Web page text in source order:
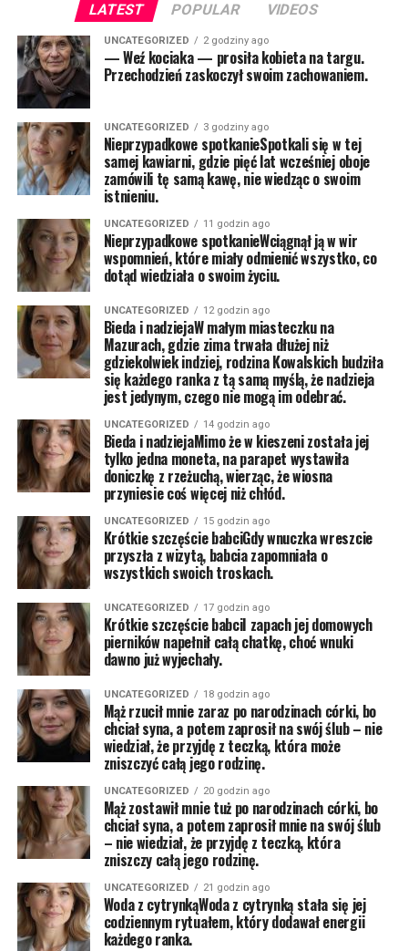
LATEST POPULAR VIDEOS
UNCATEGORIZED 2 godziny ago
— Weź kociaka — prosiła kobieta na targu.
Przechodzień zaskoczył swoim zachowaniem.
UNCATEGORIZED 3 godziny ago
Nieprzypadkowe spotkanieSpotkali się w tej
samej kawiarni, gdzie pięć lat wcześniej oboje
zamówili tę samą kawę, nie wiedząc o swoim
istnieniu.
UNCATEGORIZED 11 godzin ago
Nieprzypadkowe spotkanieWciągnął ją w wir
wspomnień, które miały odmienić wszystko, co
dotąd wiedziała o swoim życiu.
UNCATEGORIZED 12 godzin ago
Bieda i nadziejaW małym miasteczku na
Mazurach, gdzie zima trwała dłużej niż
gdziekolwiek indziej, rodzina Kowalskich budziła
się każdego ranka z tą samą myślą, że nadzieja
jest jedynym, czego nie mogą im odebrać.
UNCATEGORIZED 14 godzin ago
Bieda i nadziejaMimo że w kieszeni została jej
tylko jedna moneta, na parapet wystawiła
doniczkę z rzeżuchą, wierząc, że wiosna
przyniesie coś więcej niż chłód.
UNCATEGORIZED 15 godzin ago
Krótkie szczęście babciGdy wnuczka wreszcie
przyszła z wizytą, babcia zapomniała o
wszystkich swoich troskach.
UNCATEGORIZED 17 godzin ago
Krótkie szczęście babciI zapach jej domowych
pierników napełnił całą chatkę, choć wnuki
dawno już wyjechały.
UNCATEGORIZED 18 godzin ago
Mąż rzucił mnie zaraz po narodzinach córki, bo
chciał syna, a potem zaprosił na swój ślub – nie
wiedział, że przyjdę z teczką, która może
zniszczyć całą jego rodzinę.
UNCATEGORIZED 20 godzin ago
Mąż zostawił mnie tuż po narodzinach córki, bo
chciał syna, a potem zaprosił mnie na swój ślub
– nie wiedział, że przyjdę z teczką, która
zniszczy całą jego rodzinę.
UNCATEGORIZED 21 godzin ago
Woda z cytrynkąWoda z cytrynką stała się jej
codziennym rytuałem, który dodawał energii
każdego ranka.